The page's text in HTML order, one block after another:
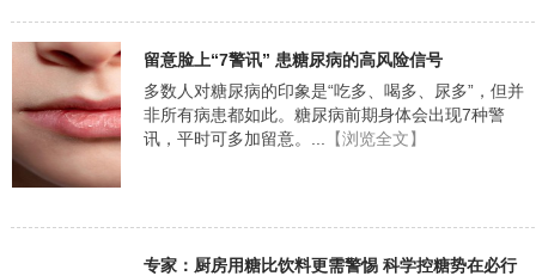
留意脸上“7警讯” 患糖尿病的高风险信号
多数人对糖尿病的印象是“吃多、喝多、尿多”，但并
非所有病患都如此。糖尿病前期身体会出现7种警
讯，平时可多加留意。...
【浏览全文】
专家：厨房用糖比饮料更需警惕 科学控糖势在必行